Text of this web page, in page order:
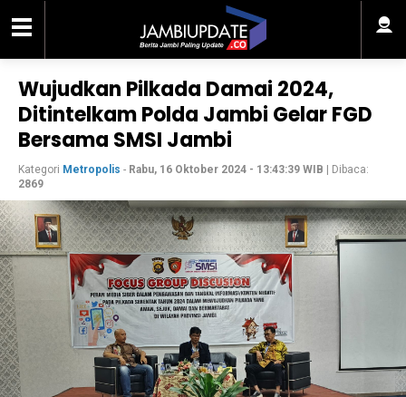
Wujudkan Pilkada Damai 2024,
Ditintelkam Polda Jambi Gelar FGD
Bersama SMSI Jambi
Kategori Metropolis - Rabu, 16 Oktober 2024 - 13:43:39 WIB | Dibaca:
2869